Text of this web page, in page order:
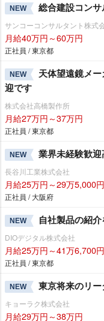
NEW 総合建設コン
サンコーコンサルタント株式
月給40万円～60万円
正社員 / 東京都
NEW
天体望遠鏡メ
迎です
株式会社高橋製作所
月給27万円～37万円
正社員 / 東京都
NEW 業界未経験歓
長谷川工業株式会社
月給25万円～29万5,000円
正社員 / 大阪府
NEW 自社製品の紹
DIOデジタル株式会社
月給25万円～41万6,700円
正社員 / 東京都
NEW 東京将来のリ
キョーラク株式会社
月給29万円～38万円